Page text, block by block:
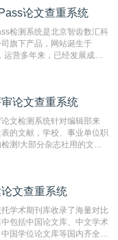
其真实性和权威性无可厚
，相对于知网而言，万方检测
上手容易，是学生初次论文查
统。
论文查重系统
检测系统是北京智齿数汇科
旗下产品，网站诞生于
运营多年来，已经发展成为
、精度高，市场反映良好。
论文查重系统
文检测系统针对编辑部来
的文献，学校、事业单位职
测!大部分杂志社用的文献
来稿和已发表的文献,检测
写第一作者,才能排除已发
制比。（限制字符数1万）
文查重系统
学术期刊库收录了海量对比
包括中国论文库、中文学术
国学位论文库等国内齐全的